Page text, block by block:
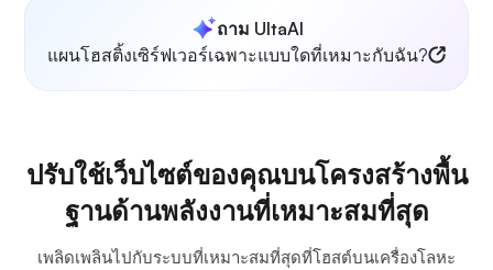
ถาม UltaAI
แผนโฮสติ้งเซิร์ฟเวอร์เฉพาะแบบใดที่เหมาะกับฉัน?
ปรับใช้เว็บไซต์ของคุณบนโครงสร้างพื้น
ฐานด้านพลังงานที่เหมาะสมที่สุด
เพลิดเพลินไปกับระบบที่เหมาะสมที่สุดที่โฮสต์บนเครื่องโลหะ